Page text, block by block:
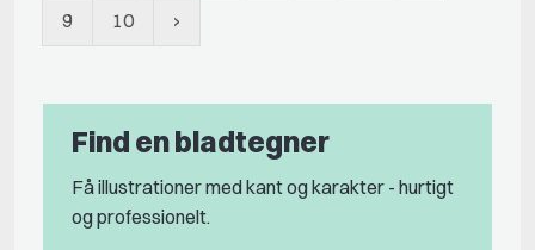
9 10
Find en bladtegner
Få illustrationer med kant og karakter - hurtigt
og professionelt.